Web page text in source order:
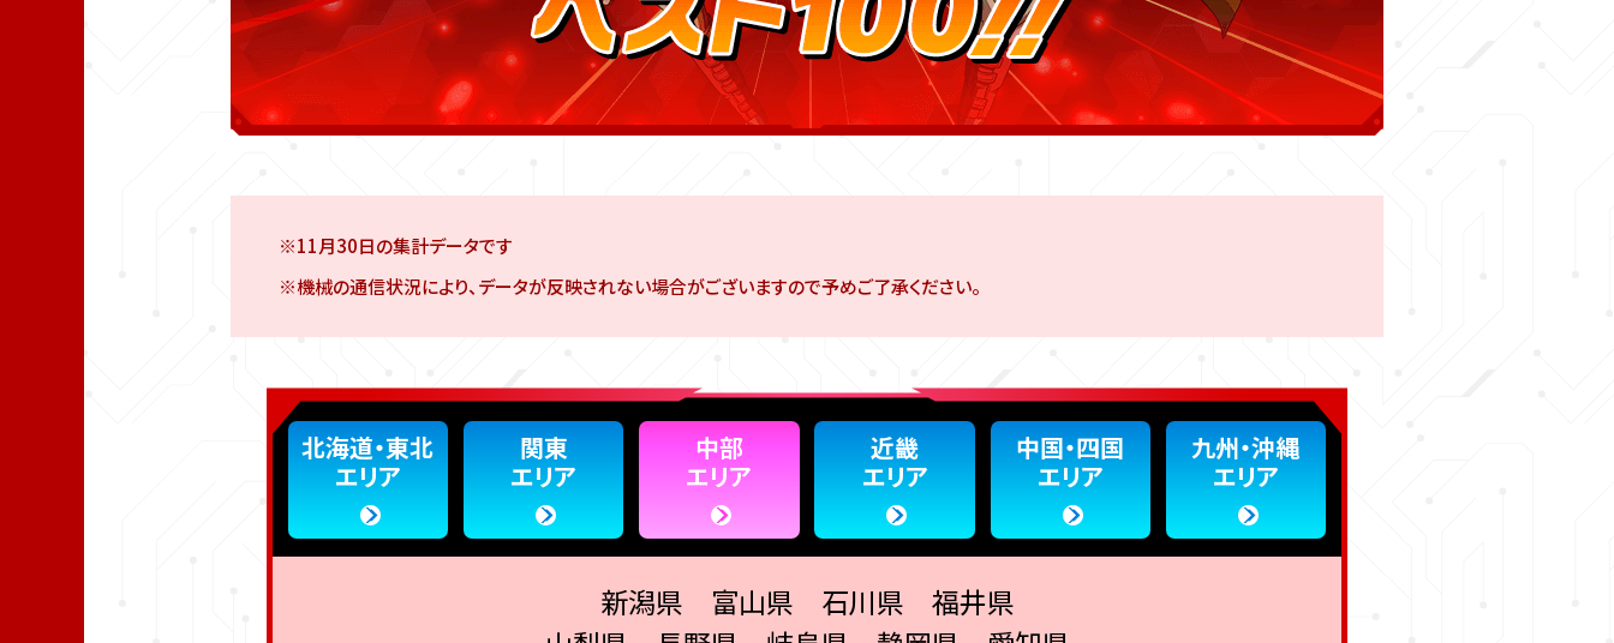
※11月30日の集計データです
※機械の通信状況により、データが反映されない場合がございますので予めご了承ください。
北海道・東北
エリア
関東
エリア
中部
エリア
近畿
エリア
中国・四国
エリア
九州・沖縄
エリア
新潟県 富山県 石川県 福井県